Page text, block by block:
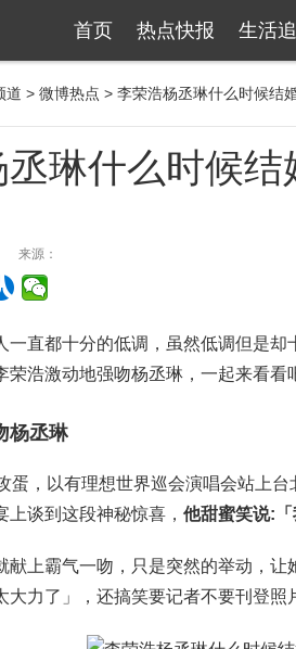
首页 热点快报 生活
道 > 微博热点 > 李荣浩杨丞琳什么时候结
琳什么时候
来源：
一直都十分的低调，虽然低调但是
荣浩激动地强吻杨丞琳，一起来看看
杨丞琳
蛋，以有理想世界巡会演唱会站上
上谈到这段神秘惊喜， 他甜蜜笑说:
献上霸气一吻，只是突然的举动，
大力了」，还搞笑要记者不要刊登